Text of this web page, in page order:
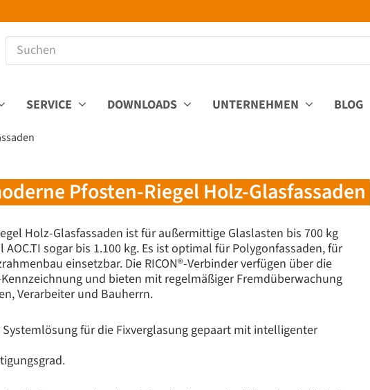
SERVICE DOWNLOADS UNTERNEHMEN BLOG
Pfosten-Riegel Holz-Glasfassaden
Holz-Glasfassaden ist für außermittige Glaslasten bis 700 kg
sogar bis 1.100 kg. Es ist optimal für Polygonfassaden, für
einsetzbar. Die RICON®-Verbinder verfügen über die
und bieten mit regelmäßiger Fremdüberwachung
Verarbeiter und Bauherrn.
Systemlösung für die Fixverglasung gepaart mit intelligenter